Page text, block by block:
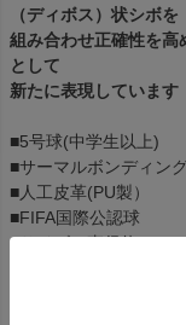
（ディボス）状シボを
組み合わせ正確性を高
として
新たに表現しています
■5号球(中学生以上)
■サーマルボンディン
■人工皮革(PU製）
■FIFA国際公認球
■サイズ：直径約22cm